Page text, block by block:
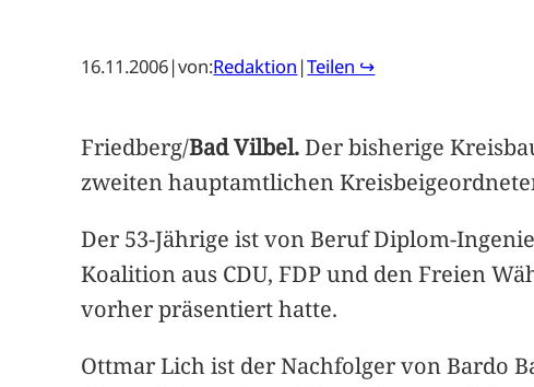
16.11.2006|von:Redaktion |Teilen ↪
Friedberg/Bad Vilbel.Der bisherige
zweiten hauptamtlichen
Der 53-Jährige ist von Beruf Diplom-
Koalition aus CDU, FDP und den Freien
vorher präsentiert hatte.
Ottmar Lich ist der Nachfolger von Bardo